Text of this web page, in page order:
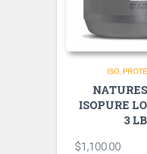
ISO
ISOPURE
3 LB
$1,100.00